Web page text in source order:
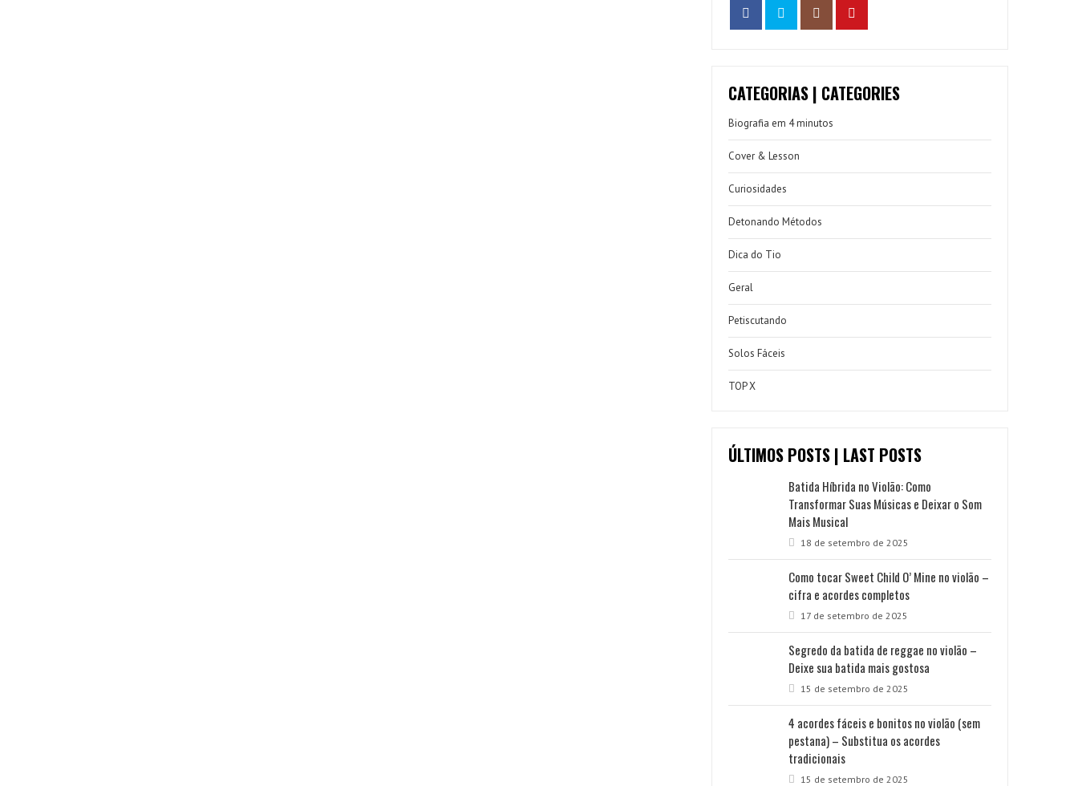
CATEGORIAS | CATEGORIES
Biografia em 4 minutos
Cover & Lesson
Curiosidades
Detonando Métodos
Dica do Tio
Geral
Petiscutando
Solos Fáceis
TOP X
ÚLTIMOS POSTS | LAST POSTS
Batida Híbrida no Violão: Como
Transformar Suas Músicas e Deixar o Som
Mais Musical
18 de setembro de 2025
Como tocar Sweet Child O’ Mine no violão –
cifra e acordes completos
17 de setembro de 2025
Segredo da batida de reggae no violão –
Deixe sua batida mais gostosa
15 de setembro de 2025
4 acordes fáceis e bonitos no violão (sem
pestana) – Substitua os acordes
tradicionais
15 de setembro de 2025